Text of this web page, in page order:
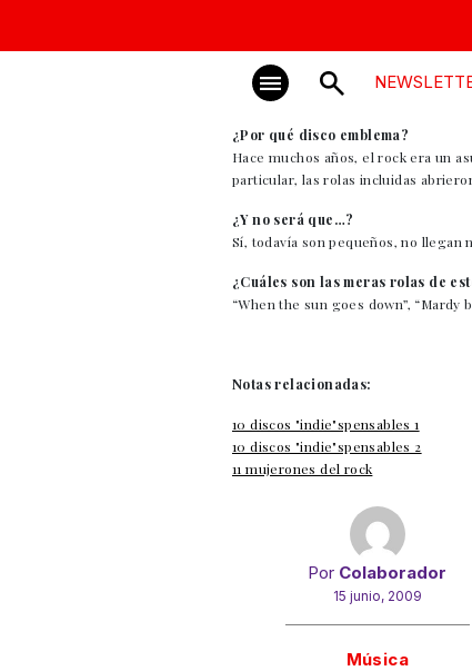
¿Por qué disco emblema?
Hace muchos años, el rock era un
particular, las rolas incluidas
¿Y no será que…?
Sí, todavía son pequeños, no llegan
¿Cuáles son las meras rolas de
“When the sun goes down”,
Notas relacionadas:
10 discos "indie"spensables 1
10 discos "indie"spensables 2
11 mujerones del rock
Por Colaborador
15 junio, 2009
Música